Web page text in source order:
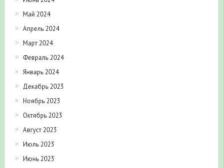
Май 2024
Апрель 2024
Март 2024
Февраль 2024
Январь 2024
Декабрь 2023
Ноябрь 2023
Октябрь 2023
Август 2023
Июль 2023
Июнь 2023